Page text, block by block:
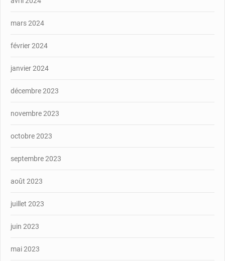
mars 2024
février 2024
janvier 2024
décembre 2023
novembre 2023
octobre 2023
septembre 2023
août 2023
juillet 2023
juin 2023
mai 2023